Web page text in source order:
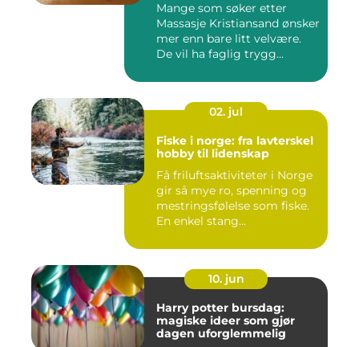
Mange som søker etter
Massasje Kristiansand ønsker
mer enn bare litt velvære.
De vil ha faglig trygg...
02. jul
Fiske i norge: fra lavterskel
hobby til lidenskap
Få friluftsaktiviteter i Norge
gir så mye ro, spenning og
mestringsfølelse som fiske.
En enkel stang...
10. jun
Harry potter bursdag:
magiske ideer som gjør
dagen uforglemmelig